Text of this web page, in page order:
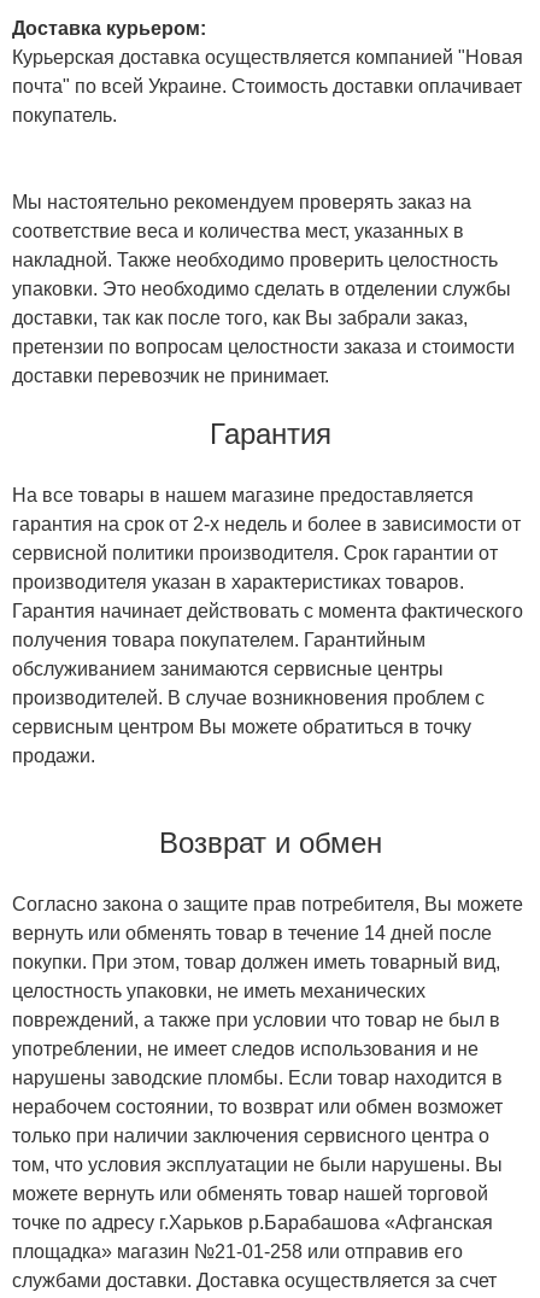
Доставка курьером:
Курьерская доставка осуществляется компанией "Новая
почта" по всей Украине. Стоимость доставки оплачивает
покупатель.
Мы настоятельно рекомендуем проверять заказ на
соответствие веса и количества мест, указанных в
накладной. Также необходимо проверить целостность
упаковки. Это необходимо сделать в отделении службы
доставки, так как после того, как Вы забрали заказ,
претензии по вопросам целостности заказа и стоимости
доставки перевозчик не принимает.
Гарантия
На все товары в нашем магазине предоставляется
гарантия на срок от 2-х недель и более в зависимости от
сервисной политики производителя. Срок гарантии от
производителя указан в характеристиках товаров.
Гарантия начинает действовать с момента фактического
получения товара покупателем. Гарантийным
обслуживанием занимаются сервисные центры
производителей. В случае возникновения проблем с
сервисным центром Вы можете обратиться в точку
продажи.
Возврат и обмен
Согласно закона о защите прав потребителя, Вы можете
вернуть или обменять товар в течение 14 дней после
покупки. При этом, товар должен иметь товарный вид,
целостность упаковки, не иметь механических
повреждений, а также при условии что товар не был в
употреблении, не имеет следов использования и не
нарушены заводские пломбы. Если товар находится в
нерабочем состоянии, то возврат или обмен возможет
только при наличии заключения сервисного центра о
том, что условия эксплуатации не были нарушены. Вы
можете вернуть или обменять товар нашей торговой
точке по адресу г.Харьков р.Барабашова «Афганская
площадка» магазин №21-01-258 или отправив его
службами доставки. Доставка осуществляется за счет